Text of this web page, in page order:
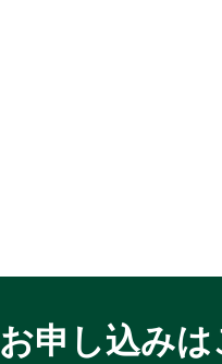
お申し込みは